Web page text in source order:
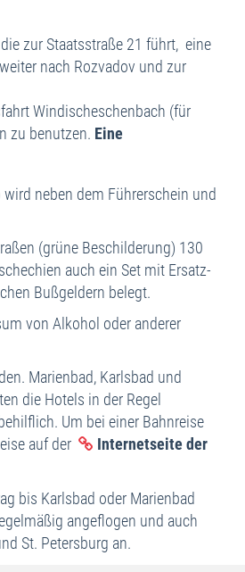
zur Staatsstraße 21 führt, eine
nach Rozvadov und zur
Windischeschenbach (für
zu benutzen. Eine
neben dem Führerschein und
(grüne Beschilderung) 130
auch ein Set mit Ersatz-
Bußgeldern belegt.
von Alkohol oder anderer
Marienbad, Karlsbad und
die Hotels in der Regel
Um bei einer Bahnreise
auf der
Internetseite der
bis Karlsbad oder Marienbad
angeflogen und auch
St. Petersburg an.